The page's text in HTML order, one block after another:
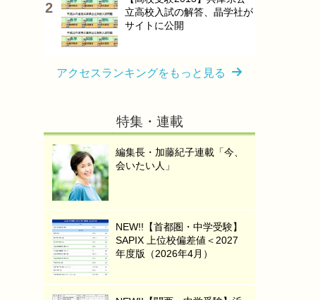
立高校入試の解答、晶学社が
サイトに公開
アクセスランキングをもっと見る
特集・連載
編集長・加藤紀子連載「今、
会いたい人」
NEW!!【首都圏・中学受験】
SAPIX 上位校偏差値＜2027
年度版（2026年4月）